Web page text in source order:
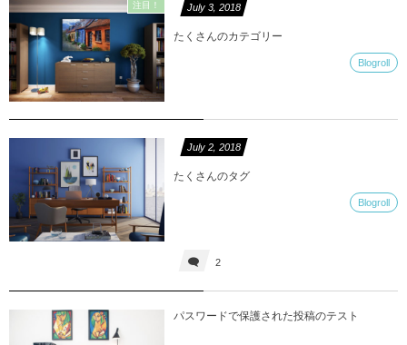
注目！ July 3,2018
たくさんのカテゴリー
Blogroll
July 2,2018
たくさんのタグ
Blogroll
2
パスワードで保護された投稿のテスト